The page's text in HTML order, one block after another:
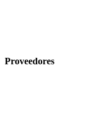
Proveedores